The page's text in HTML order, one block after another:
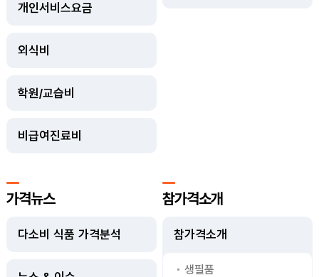
개인서비스요금
외식비
학원/교습비
비급여진료비
가격뉴스
다소비 식품 가격분석
참가격소개
참가격소개
생필품